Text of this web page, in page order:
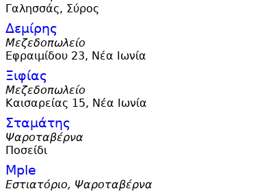
Γαλησσάς, Σύρος
Δεμίρης
Μεζεδοπωλείο
Εφραιμίδου 23, Νέα Ιωνία
Ξιφίας
Μεζεδοπωλείο
Καισαρείας 15, Νέα Ιωνία
Σταμάτης
Ψαροταβέρνα
Ποσείδι
Mple
Εστιατόριο, Ψαροταβέρνα